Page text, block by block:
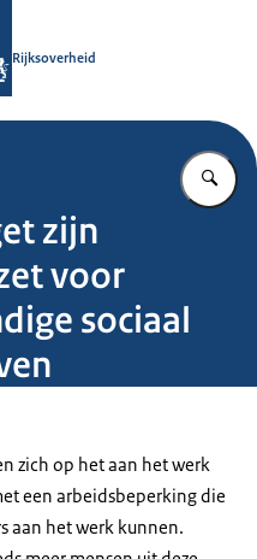
Rijksoverheid
zijn
voor
sociaal
zich op het aan het werk
een arbeidsbeperking die
aan het werk kunnen.